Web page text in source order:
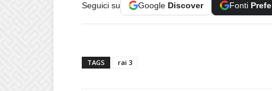
Seguici su Google Discover Fonti
TAGS rai 3